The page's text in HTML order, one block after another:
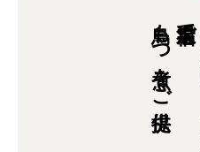
温泉宿で
鳥もつ煮をご提供